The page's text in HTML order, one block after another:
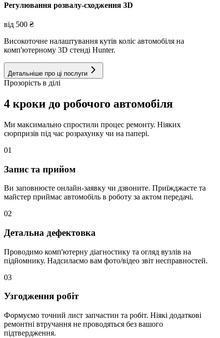
Регулювання розвалу-сходження 3D
від 500 ₴
Високоточне налаштування кутів коліс автомобіля на
комп'ютерному 3D стенді Hunter.
Детальніше про ці послуги
Прозорість в ділі
4 кроки до робочого автомобіля
Ми максимально спростили процес ремонту. Ніяких
сюрпризів під час розрахунку чи на папері.
01
Запис та прийом
Ви заповнюєте онлайн-заявку чи дзвоните. Приїжджаєте та
майстер приймає автомобіль в роботу за актом передачі.
02
Детальна дефектовка
Проводимо комп'ютерну діагностику та огляд вузлів на
підйомнику. Надсилаємо вам фото/відео звіт несправностей.
03
Узгодження робіт
Формуємо точний лист запчастин та робіт. Ніякі додаткові
ремонтні втручання не проводяться без вашого
підтвердження.